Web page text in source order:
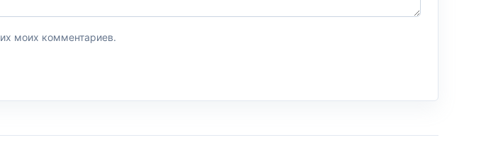
моих комментариев.